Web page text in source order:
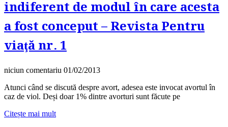
indiferent de modul în care acesta
a fost conceput – Revista Pentru
viaţă nr. 1
niciun comentariu 01/02/2013
Atunci când se discută despre avort, adesea este invocat avortul în
caz de viol. Deși doar 1% dintre avorturi sunt făcute pe
Citește mai mult